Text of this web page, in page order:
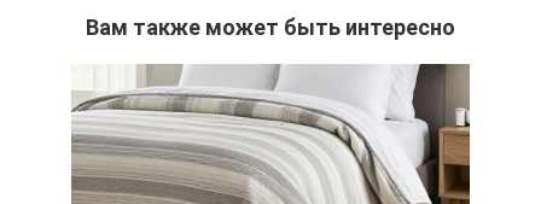
Вам также может быть интересно